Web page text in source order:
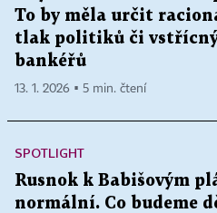
To by měla určit
tlak politiků či
bankéřů
13. 1. 2026 ▪ 5 min. čtení
SPOTLIGHT
Rusnok k Babišovým
normální. Co budeme